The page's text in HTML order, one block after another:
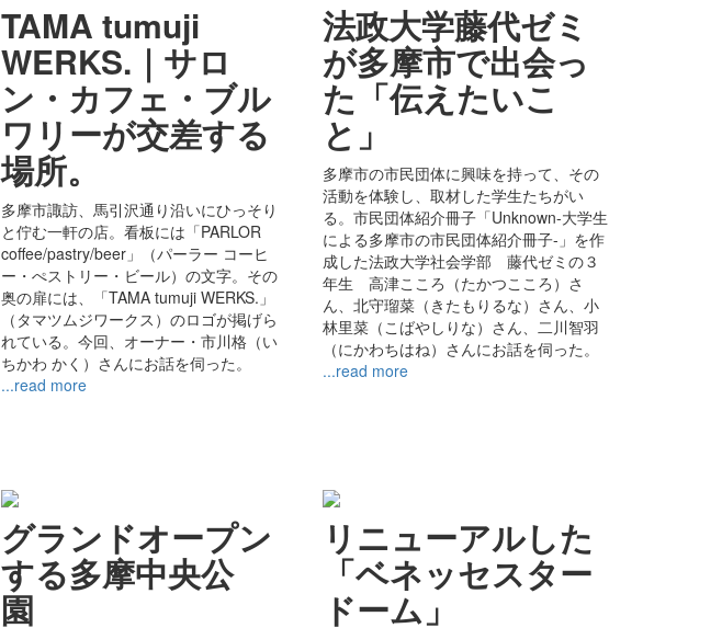
TAMA tumuji
WERKS.｜サロ
ン・カフェ・ブル
ワリーが交差する
場所。
多摩市諏訪、馬引沢通り沿いにひっそり
と佇む一軒の店。看板には「PARLOR
coffee/pastry/beer」（パーラー コーヒ
ー・ぺストリー・ビール）の文字。その
奥の扉には、「TAMA tumuji WERKS.」
（タマツムジワークス）のロゴが掲げら
れている。今回、オーナー・市川格（い
ちかわ かく）さんにお話を伺った。
...read more
法政大学藤代ゼミ
が多摩市で出会っ
た「伝えたいこ
と」
多摩市の市民団体に興味を持って、その
活動を体験し、取材した学生たちがい
る。市民団体紹介冊子「Unknown-大学生
による多摩市の市民団体紹介冊子-」を作
成した法政大学社会学部 藤代ゼミの３
年生 高津こころ（たかつこころ）さ
ん、北守瑠菜（きたもりるな）さん、小
林里菜（こばやしりな）さん、二川智羽
（にかわちはね）さんにお話を伺った。
...read more
グランドオープン
する多摩中央公
園
リニューアルした
「ベネッセスター
ドーム」